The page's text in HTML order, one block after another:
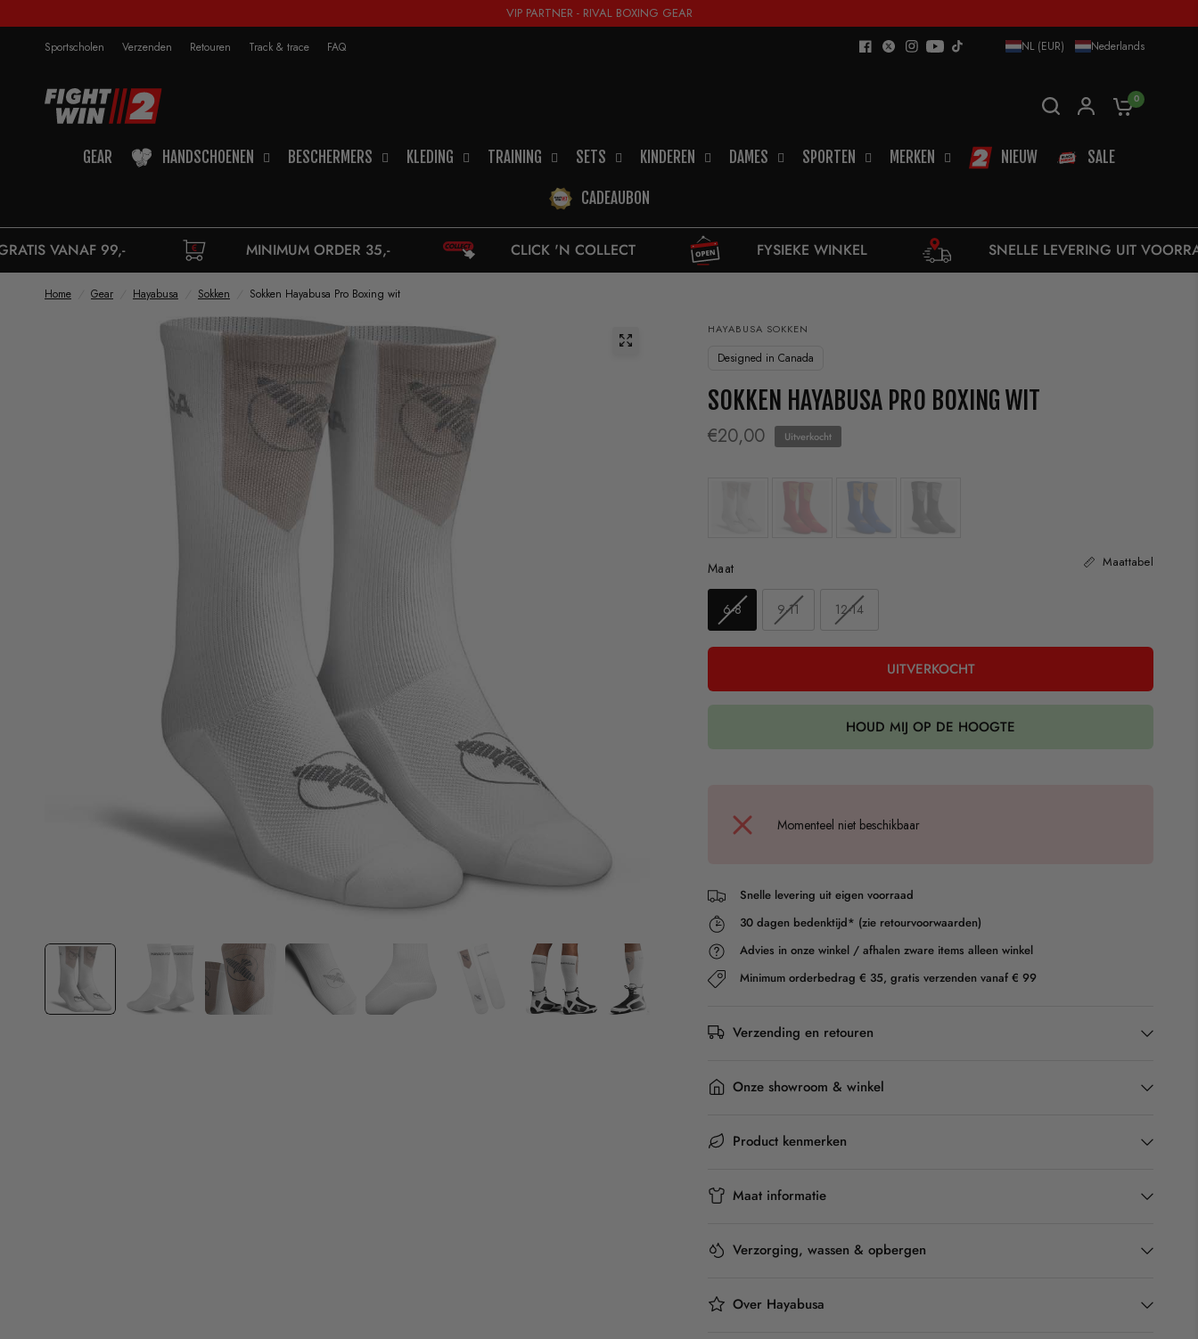
VIP PARTNER - RIVAL BOXING GEAR
Sportscholen Verzenden Retouren Track & trace FAQ NL (EUR) Nederlands
0
GEAR HANDSCHOENEN BESCHERMERS KLEDING TRAINING SETS KINDEREN DAMES SPORTEN MERKEN NIEUW SALE
CADEAUBON
MINIMUM ORDER 35,- CLICK 'N COLLECT FYSIEKE WINKEL SNELLE LEVERING UIT VOORRAAD
Home Gear Hayabusa Sokken Sokken Hayabusa Pro Boxing wit
HAYABUSA SOKKEN
Designed in Canada
SOKKEN HAYABUSA PRO BOXING WIT
€20,00 Uitverkocht
Maat
Maat Maattabel
6-8 9-11 12-14
UITVERKOCHT
HOUD MIJ OP DE HOOGTE
Momenteel niet beschikbaar
Snelle levering uit eigen voorraad
30 dagen bedenktijd* (zie retourvoorwaarden)
Advies in onze winkel / afhalen zware items alleen winkel
Minimum orderbedrag € 35, gratis verzenden vanaf € 99
Verzending en retouren
Onze showroom & winkel
Product kenmerken
Maat informatie
Verzorging, wassen & opbergen
Over Hayabusa